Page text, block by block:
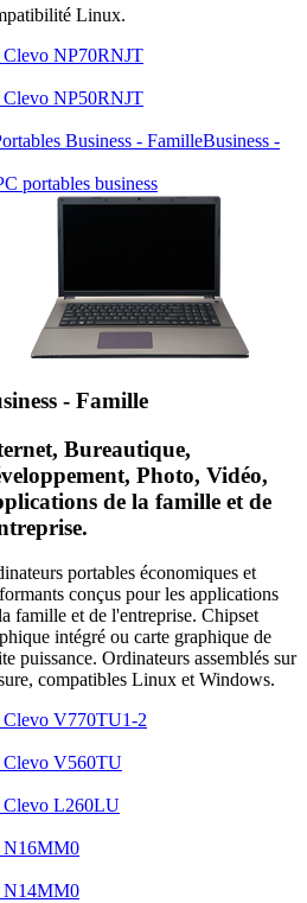
Linux.
NP70RNJT
NP50RNJT
Business -
portables business
- Famille
Bureautique,
Photo, Vidéo,
de la famille et de
portables économiques et
conçus pour les applications
famille et de l'entreprise. Chipset
intégré ou carte graphique de
puissance. Ordinateurs assemblés sur
compatibles Linux et Windows.
V770TU1-2
V560TU
L260LU